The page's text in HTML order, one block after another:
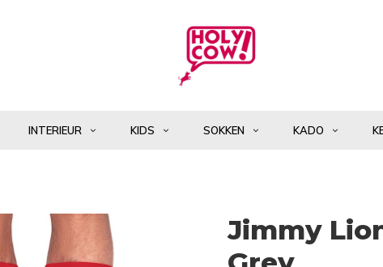
INTERIEUR KIDS SOKKEN KADO
Jimmy